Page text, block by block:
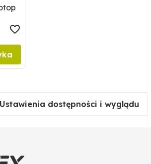
Ustawienia dostępności i wyglądu